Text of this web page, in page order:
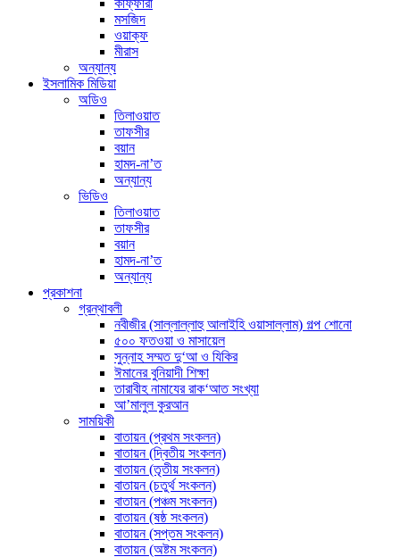
কাফ্ফারা
মসজিদ
ওয়াক্ফ
মীরাস
অন্যান্য
ইসলামিক মিডিয়া
অডিও
তিলাওয়াত
তাফসীর
বয়ান
হামদ-না’ত
অন্যান্য
ভিডিও
তিলাওয়াত
তাফসীর
বয়ান
হামদ-না’ত
অন্যান্য
প্রকাশনা
গ্রন্থাবলী
নবীজীর (সাল্লাল্লাহু আলাইহি ওয়াসাল্লাম) গল্প শোনো
৫০০ ফতওয়া ও মাসায়েল
সুন্নাহ সম্মত দু‘আ ও যিকির
ঈমানের বুনিয়াদী শিক্ষা
তারাবীহ নামাযের রাক‘আত সংখ্যা
আ’মালুল কুরআন
সাময়িকী
বাতায়ন (প্রথম সংকলন)
বাতায়ন (দ্বিতীয় সংকলন)
বাতায়ন (তৃতীয় সংকলন)
বাতায়ন (চতুর্থ সংকলন)
বাতায়ন (পঞ্চম সংকলন)
বাতায়ন (ষষ্ঠ সংকলন)
বাতায়ন (সপ্তম সংকলন)
বাতায়ন (অষ্টম সংকলন)